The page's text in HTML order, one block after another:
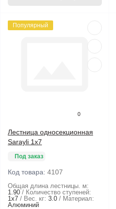
Популярный
0
Лестница односекционная
Sarayli 1х7
Под заказ
Код товара: 4107
Общая длина лестницы. м:
1.90
Количество ступеней:
1х7
Вес. кг: 3.0
Материал:
Алюминий